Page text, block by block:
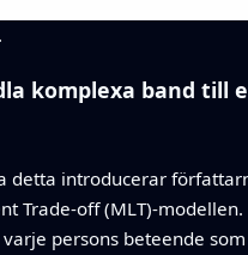
komplexa band till
detta introducerar
Trade-off (MLT)-modellen.
persons beteende